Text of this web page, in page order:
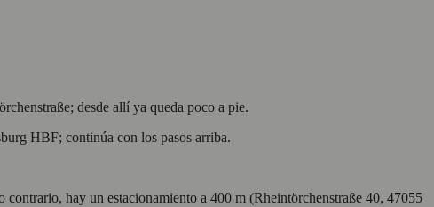
desde allí ya queda poco a pie.
HBF; continúa con los pasos arriba.
contrario, hay un estacionamiento a 400 m (Rheintörchenstraße 40, 47055